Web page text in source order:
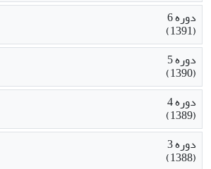
دوره 6
(1391)
دوره 5
(1390)
دوره 4
(1389)
دوره 3
(1388)